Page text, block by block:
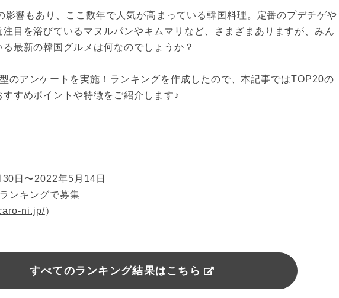
影響もあり、ここ数年で人気が高まっている韓国料理。定番のプデチゲや
目を浴びているマヌルパンやキムマリなど、さまざまありますが、みん
最新の韓国グルメは何なのでしょうか？
のアンケートを実施！ランキングを作成したので、本記事ではTOP20の
すめポイントや特徴をご紹介します♪
日〜2022年5月14日
ンキングで募集
ni.jp/）
すべてのランキング結果はこちら